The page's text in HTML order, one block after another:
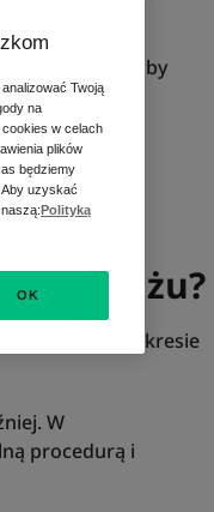
tatuażysty, aby
się
tatuażu?
działo się w okresie
W
procedurą i
Twoją
na
w celach
plików
będziemy
uzyskać
Polityką
OK